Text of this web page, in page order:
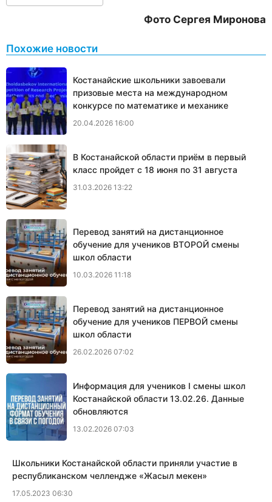
Фото Сергея Миронова
Похожие новости
Костанайские школьники завоевали
призовые места на международном
конкурсе по математике и механике
20.04.2026 16:00
В Костанайской области приём в первый
класс пройдет с 18 июня по 31 августа
31.03.2026 13:22
Перевод занятий на дистанционное
обучение для учеников ВТОРОЙ смены
школ области
10.03.2026 11:18
Перевод занятий на дистанционное
обучение для учеников ПЕРВОЙ смены
школ области
26.02.2026 07:02
Информация для учеников I смены школ
Костанайской области 13.02.26. Данные
обновляются
13.02.2026 07:03
Школьники Костанайской области приняли участие в
республиканском челлендже «Жасыл мекен»
17.05.2023 06:30